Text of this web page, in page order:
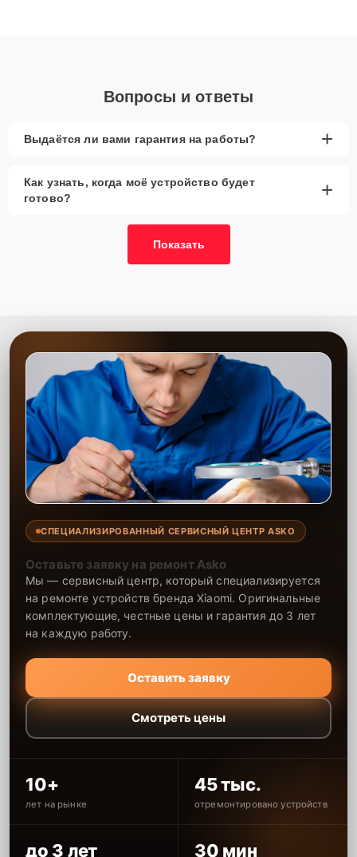
Вопросы и ответы
Выдаётся ли вами гарантия на работы? +
Как узнать, когда моё устройство будет
готово?
+
Показать
СПЕЦИАЛИЗИРОВАННЫЙ СЕРВИСНЫЙ ЦЕНТР ASKO
Оставьте заявку на ремонт Asko
Мы — сервисный центр, который специализируется
на ремонте устройств бренда Xiaomi. Оригинальные
комплектующие, честные цены и гарантия до 3 лет
на каждую работу.
Оставить заявку
Смотреть цены
10+
лет на рынке
45 тыс.
отремонтировано устройств
до 3 лет 30 мин